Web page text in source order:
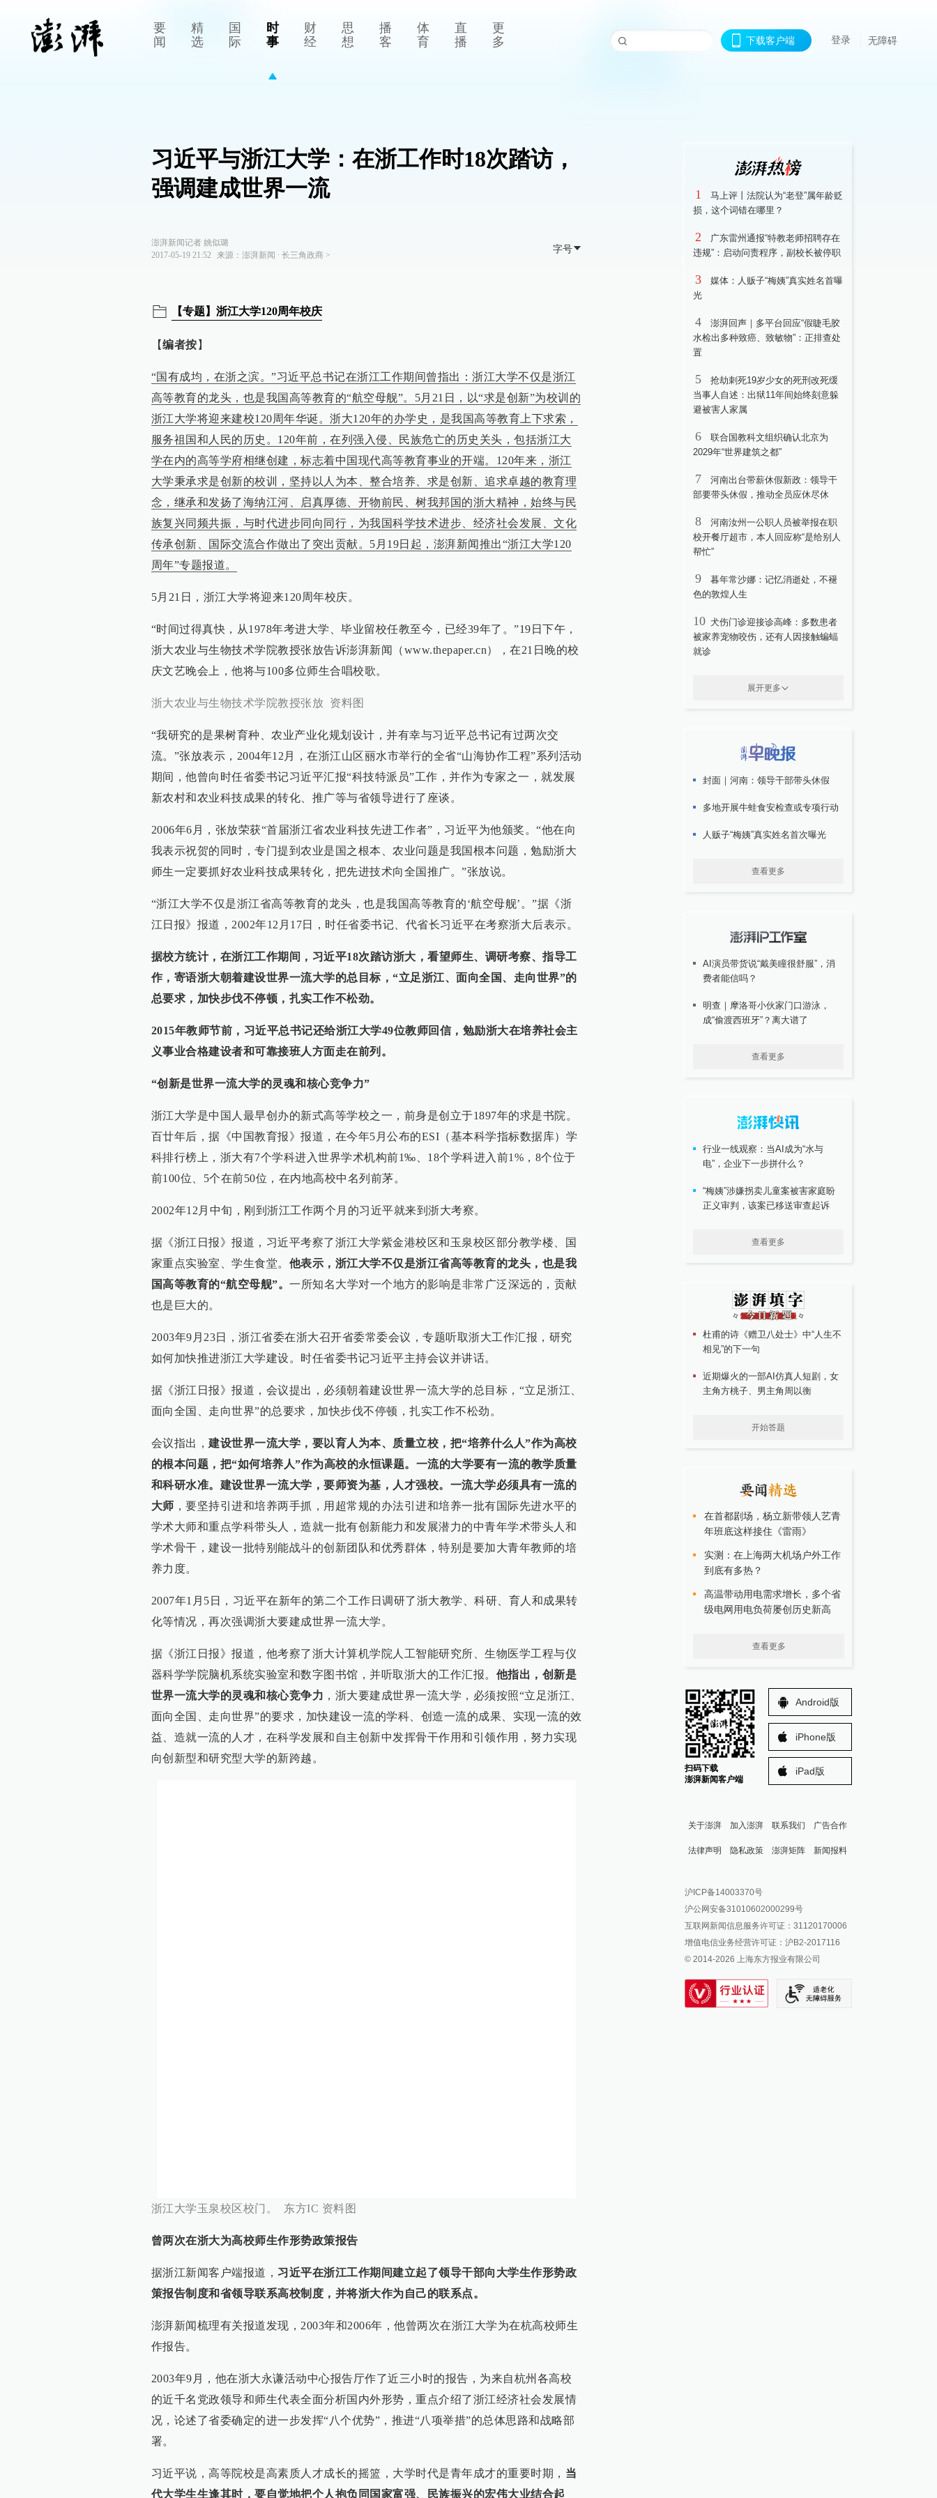
要
闻
精
选
国
际
时
事
财
经
思
想
播
客
体
育
直
播
更
多
下载客户端 登录 无障碍
习近平与浙江大学：在浙工作时18次踏访，
强调建成世界一流
澎湃新闻记者 姚似璐
2017-05-19 21:52
来源： 澎湃新闻 ∙ 长三角政商>
字号
【专题】浙江大学120周年校庆
【编者按 】
“国有成均，在浙之滨。”习近平总书记在浙江工作期间曾指出：浙江大学不仅是浙江
高等教育的龙头，也是我国高等教育的“航空母舰”。5月21日，以“求是创新”为校训的
浙江大学将迎来建校120周年华诞。浙大120年的办学史，是我国高等教育上下求索，
服务祖国和人民的历史。120年前，在列强入侵、民族危亡的历史关头，包括浙江大
学在内的高等学府相继创建，标志着中国现代高等教育事业的开端。120年来，浙江
大学秉承求是创新的校训，坚持以人为本、整合培养、求是创新、追求卓越的教育理
念，继承和发扬了海纳江河、启真厚德、开物前民、树我邦国的浙大精神，始终与民
族复兴同频共振，与时代进步同向同行，为我国科学技术进步、经济社会发展、文化
传承创新、国际交流合作做出了突出贡献。5月19日起，澎湃新闻推出“浙江大学120
周年”专题报道。
5月21日，浙江大学将迎来120周年校庆。
“时间过得真快，从1978年考进大学、毕业留校任教至今，已经39年了。”19日下午，
浙大农业与生物技术学院教授张放告诉澎湃新闻（www.thepaper.cn），在21日晚的校
庆文艺晚会上，他将与100多位师生合唱校歌。
浙大农业与生物技术学院教授张放 资料图
“我研究的是果树育种、农业产业化规划设计，并有幸与习近平总书记有过两次交
流。”张放表示，2004年12月，在浙江山区丽水市举行的全省“山海协作工程”系列活动
期间，他曾向时任省委书记习近平汇报“科技特派员”工作，并作为专家之一，就发展
新农村和农业科技成果的转化、推广等与省领导进行了座谈。
2006年6月，张放荣获“首届浙江省农业科技先进工作者”，习近平为他颁奖。“他在向
我表示祝贺的同时，专门提到农业是国之根本、农业问题是我国根本问题，勉励浙大
师生一定要抓好农业科技成果转化，把先进技术向全国推广。”张放说。
“浙江大学不仅是浙江省高等教育的龙头，也是我国高等教育的‘航空母舰’。”据《浙
江日报》报道，2002年12月17日，时任省委书记、代省长习近平在考察浙大后表示。
据校方统计，在浙江工作期间，习近平18次踏访浙大，看望师生、调研考察、指导工
作，寄语浙大朝着建设世界一流大学的总目标，“立足浙江、面向全国、走向世界”的
总要求，加快步伐不停顿，扎实工作不松劲。
2015年教师节前，习近平总书记还给浙江大学49位教师回信，勉励浙大在培养社会主
义事业合格建设者和可靠接班人方面走在前列。
“创新是世界一流大学的灵魂和核心竞争力”
浙江大学是中国人最早创办的新式高等学校之一，前身是创立于1897年的求是书院。
百廿年后，据《中国教育报》报道，在今年5月公布的ESI（基本科学指标数据库）学
科排行榜上，浙大有7个学科进入世界学术机构前1‰、18个学科进入前1%，8个位于
前100位、5个在前50位，在内地高校中名列前茅。
2002年12月中旬，刚到浙江工作两个月的习近平就来到浙大考察。
据《浙江日报》报道，习近平考察了浙江大学紫金港校区和玉泉校区部分教学楼、国
家重点实验室、学生食堂。 他表示，浙江大学不仅是浙江省高等教育的龙头，也是我
国高等教育的“航空母舰”。 一所知名大学对一个地方的影响是非常广泛深远的，贡献
也是巨大的。
2003年9月23日，浙江省委在浙大召开省委常委会议，专题听取浙大工作汇报，研究
如何加快推进浙江大学建设。时任省委书记习近平主持会议并讲话。
据《浙江日报》报道，会议提出，必须朝着建设世界一流大学的总目标，“立足浙江、
面向全国、走向世界”的总要求，加快步伐不停顿，扎实工作不松劲。
会议指出， 建设世界一流大学，要以育人为本、质量立校，把“培养什么人”作为高校
的根本问题，把“如何培养人”作为高校的永恒课题。一流的大学要有一流的教学质量
和科研水准。建设世界一流大学，要师资为基，人才强校。一流大学必须具有一流的
大师 ，要坚持引进和培养两手抓，用超常规的办法引进和培养一批有国际先进水平的
学术大师和重点学科带头人，造就一批有创新能力和发展潜力的中青年学术带头人和
学术骨干，建设一批特别能战斗的创新团队和优秀群体，特别是要加大青年教师的培
养力度。
2007年1月5日，习近平在新年的第二个工作日调研了浙大教学、科研、育人和成果转
化等情况，再次强调浙大要建成世界一流大学。
据《浙江日报》报道，他考察了浙大计算机学院人工智能研究所、生物医学工程与仪
器科学学院脑机系统实验室和数字图书馆，并听取浙大的工作汇报。 他指出，创新是
世界一流大学的灵魂和核心竞争力 ，浙大要建成世界一流大学，必须按照“立足浙江、
面向全国、走向世界”的要求，加快建设一流的学科、创造一流的成果、实现一流的效
益、造就一流的人才，在科学发展和自主创新中发挥骨干作用和引领作用，努力实现
向创新型和研究型大学的新跨越。
浙江大学玉泉校区校门。 东方IC 资料图
曾两次在浙大为高校师生作形势政策报告
据浙江新闻客户端报道， 习近平在浙江工作期间建立起了领导干部向大学生作形势政
策报告制度和省领导联系高校制度，并将浙大作为自己的联系点。
澎湃新闻梳理有关报道发现，2003年和2006年，他曾两次在浙江大学为在杭高校师生
作报告。
2003年9月，他在浙大永谦活动中心报告厅作了近三小时的报告，为来自杭州各高校
的近千名党政领导和师生代表全面分析国内外形势，重点介绍了浙江经济社会发展情
况，论述了省委确定的进一步发挥“八个优势”，推进“八项举措”的总体思路和战略部
署。
习近平说，高等院校是高素质人才成长的摇篮，大学时代是青年成才的重要时期， 当
代大学生生逢其时，要自觉地把个人抱负同国家富强、民族振兴的宏伟大业结合起
1
马上评丨法院认为“老登”属年龄贬
损，这个词错在哪里？
2
广东雷州通报“特教老师招聘存在
违规”：启动问责程序，副校长被停职
3
媒体：人贩子“梅姨”真实姓名首曝
光
4
澎湃回声｜多平台回应“假睫毛胶
水检出多种致癌、致敏物”：正排查处
置
5
抢劫刺死19岁少女的死刑改死缓
当事人自述：出狱11年间始终刻意躲
避被害人家属
6
联合国教科文组织确认北京为
2029年“世界建筑之都”
7
河南出台带薪休假新政：领导干
部要带头休假，推动全员应休尽休
8
河南汝州一公职人员被举报在职
校开餐厅超市，本人回应称“是给别人
帮忙”
9
暮年常沙娜：记忆消逝处，不褪
色的敦煌人生
10 犬伤门诊迎接诊高峰：多数患者
被家养宠物咬伤，还有人因接触蝙蝠
就诊
展开更多
封面｜河南：领导干部带头休假
多地开展牛蛙食安检查或专项行动
人贩子“梅姨”真实姓名首次曝光
查看更多
AI演员带货说“戴美瞳很舒服”，消
费者能信吗？
明查｜摩洛哥小伙家门口游泳，
成“偷渡西班牙”？离大谱了
查看更多
行业一线观察：当AI成为“水与
电”，企业下一步拼什么？
“梅姨”涉嫌拐卖儿童案被害家庭盼
正义审判，该案已移送审查起诉
查看更多
杜甫的诗《赠卫八处士》中“人生不
相见”的下一句
近期爆火的一部AI仿真人短剧，女
主角方桃子、男主角周以衡
开始答题
在首都剧场，杨立新带领人艺青
年班底这样接住《雷雨》
实测：在上海两大机场户外工作
到底有多热？
高温带动用电需求增长，多个省
级电网用电负荷屡创历史新高
查看更多
扫码下载
澎湃新闻客户端
Android版
iPhone版
iPad版
关于澎湃 加入澎湃 联系我们 广告合作
法律声明 隐私政策 澎湃矩阵
澎湃新闻公众号
澎湃新闻抖音号
派生万物开放平台
IP SHANGHAI
SIXTH TONE
新闻报料
报料邮箱: news@thepaper.cn
沪ICP备14003370号
沪公网安备31010602000299号
互联网新闻信息服务许可证：31120170006
增值电信业务经营许可证：沪B2-2017116
© 2014-2026 上海东方报业有限公司